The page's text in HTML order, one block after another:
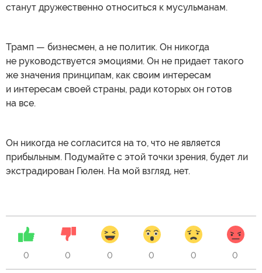
станут дружественно относиться к мусульманам.
Трамп — бизнесмен, а не политик. Он никогда
не руководствуется эмоциями. Он не придает такого
же значения принципам, как своим интересам
и интересам своей страны, ради которых он готов
на все.
Он никогда не согласится на то, что не является
прибыльным. Подумайте с этой точки зрения, будет ли
экстрадирован Гюлен. На мой взгляд, нет.
0 0 0 0 0 0